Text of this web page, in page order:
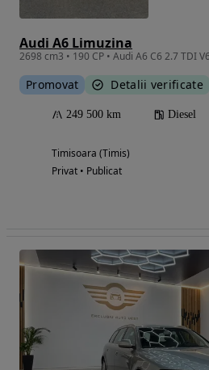
Audi A6 Limuzina
Promovat Detalii verificate
249 500 km Diesel
Timisoara (Timis)
Privat • Publicat